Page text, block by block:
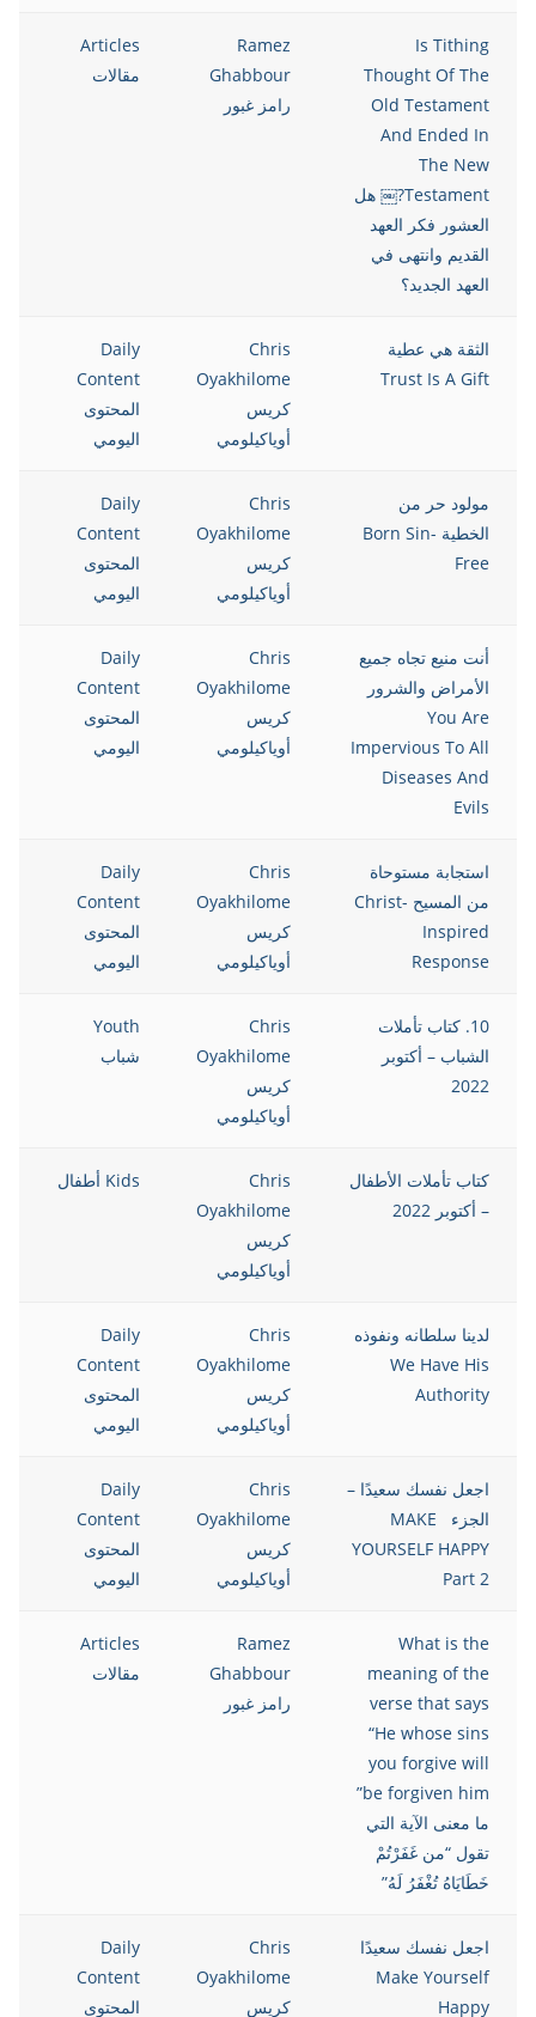
Is Tithing
Thought Of The
Old Testament
And Ended In
The New
Testament?￼ هل
العشور فكر العهد
القديم وانتهى في
العهد الجديد؟
Ramez
Ghabbour
رامز غبور
Articles
مقالات
الثقة هي عطية
Trust Is A Gift
Chris
Oyakhilome
كريس
أوياكيلومي
Daily
Content
المحتوى
اليومي
مولود حر من
الخطية Born Sin-
Free
Chris
Oyakhilome
كريس
أوياكيلومي
Daily
Content
المحتوى
اليومي
أنت منيع تجاه جميع
الأمراض والشرور
You Are
Impervious To All
Diseases And
Evils
Chris
Oyakhilome
كريس
أوياكيلومي
Daily
Content
المحتوى
اليومي
استجابة مستوحاة
من المسيح Christ-
Inspired
Response
Chris
Oyakhilome
كريس
أوياكيلومي
Daily
Content
المحتوى
اليومي
10. كتاب تأملات
الشباب – أكتوبر
2022
Chris
Oyakhilome
كريس
أوياكيلومي
Youth
شباب
كتاب تأملات الأطفال
– أكتوبر 2022
Chris
Oyakhilome
كريس
أوياكيلومي
Kids أطفال
لدينا سلطانه ونفوذه
We Have His
Authority
Chris
Oyakhilome
كريس
أوياكيلومي
Daily
Content
المحتوى
اليومي
اجعل نفسك سعيدًا –
الجزء MAKE
YOURSELF HAPPY
Part 2
Chris
Oyakhilome
كريس
أوياكيلومي
Daily
Content
المحتوى
اليومي
What is the
meaning of the
verse that says
“He whose sins
you forgive will
be forgiven him”
ما معنى الآية التي
تقول “من غَفَرْتُمْ
خَطَايَاهُ تُغْفَرُ لَهُ”
Ramez
Ghabbour
رامز غبور
Articles
مقالات
اجعل نفسك سعيدًا
Make Yourself
Happy
Chris
Oyakhilome
كريس
Daily
Content
المحتوى